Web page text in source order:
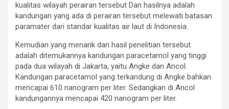
kualitas wilayah perairan tersebut Dan hasilnya adalah
kandungan yang ada di perairan tersebut melewati batasan
paramater dari standar kualitas air laut di Indonesia.
Kemudian yang menarik dari hasil penelitian tersebut
adalah ditemukannya kandungan paracetamol yang tinggi
pada dua wilayah di Jakarta, yaitu Angke dan Ancol.
Kandungan paracetamol yang terkandung di Angke bahkan
mencapai 610 nanogram per liter. Sedangkan di Ancol
kandungannya mencapai 420 nanogram per liter.